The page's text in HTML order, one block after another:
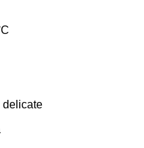
delicate